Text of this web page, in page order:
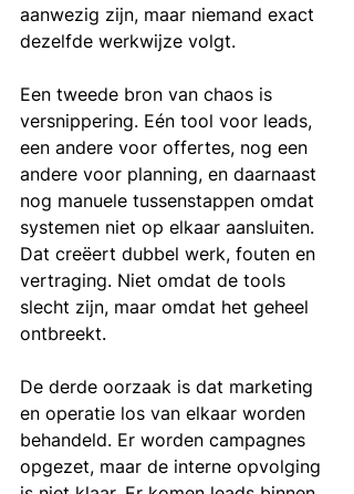
aanwezig zijn, maar niemand exact
dezelfde werkwijze volgt.
Een tweede bron van chaos is
versnippering. Eén tool voor leads,
een andere voor offertes, nog een
andere voor planning, en daarnaast
nog manuele tussenstappen omdat
systemen niet op elkaar aansluiten.
Dat creëert dubbel werk, fouten en
vertraging. Niet omdat de tools
slecht zijn, maar omdat het geheel
ontbreekt.
De derde oorzaak is dat marketing
en operatie los van elkaar worden
behandeld. Er worden campagnes
opgezet, maar de interne opvolging